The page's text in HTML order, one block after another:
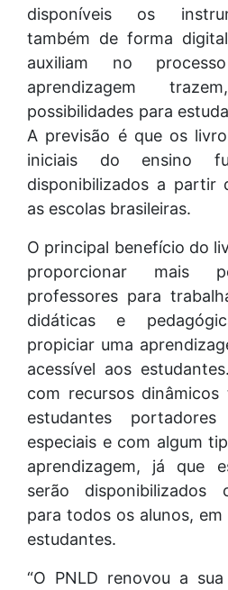
disponíveis os
também de forma
auxiliam no
aprendizagem
possibilidades para
A previsão é que os
iniciais do ensino
disponibilizados a partir
as escolas brasileiras.
O principal benefício do
proporcionar mais
professores para
didáticas e
propiciar uma
acessível aos
com recursos
estudantes
especiais e com algum
aprendizagem, já que
serão disponibilizados
para todos os alunos, em
estudantes.
“O PNLD renovou a